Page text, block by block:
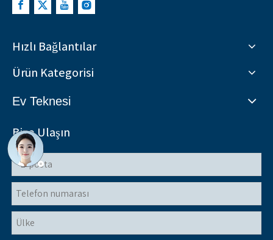
Hızlı Bağlantılar
Ürün Kategorisi
Ev Teknesi
Bize Ulaşın